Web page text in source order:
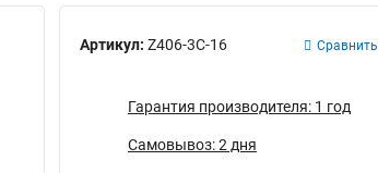
Артикул: Z406-3C-16 Сравнить
Гарантия производителя: 1 год
Самовывоз: 2 дня